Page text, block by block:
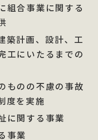
組合事業に関する
築計画、設計、工
工にいたるまでの
ものの不慮の事故
度を実施
に関する事業
事業